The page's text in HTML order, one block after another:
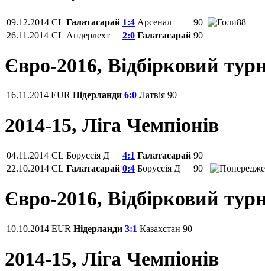
09.12.2014 CL Галатасарай 1:4 Арсенал 90
88
26.11.2014 CL Андерлехт 2:0 Галатасарай 90
Євро-2016, Відбірковий
16.11.2014 EUR Нідерланди 6:0 Латвія 90
2014-15, Ліга Чемпіонів
04.11.2014 CL Боруссія Д 4:1 Галатасарай 90
22.10.2014 CL Галатасарай 0:4 Боруссія Д 90
Євро-2016, Відбірковий
10.10.2014 EUR Нідерланди 3:1 Казахстан 90
2014-15, Ліга Чемпіонів